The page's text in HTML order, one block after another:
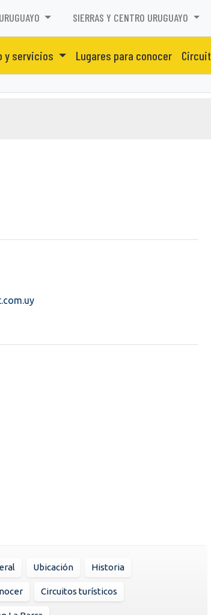
SIERRAS Y CENTRO URUGUAYO
y servicios Lugares para conocer
Ubicación Historia
Circuitos turísticos